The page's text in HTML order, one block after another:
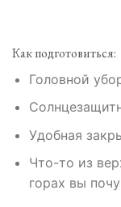
Как подготовиться:
Головной
Удобная
Что-то из
горах вы